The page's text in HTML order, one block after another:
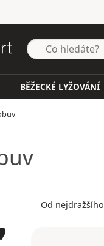
BĚŽECKÉ LYŽOVÁNÍ
Od nejdražšího